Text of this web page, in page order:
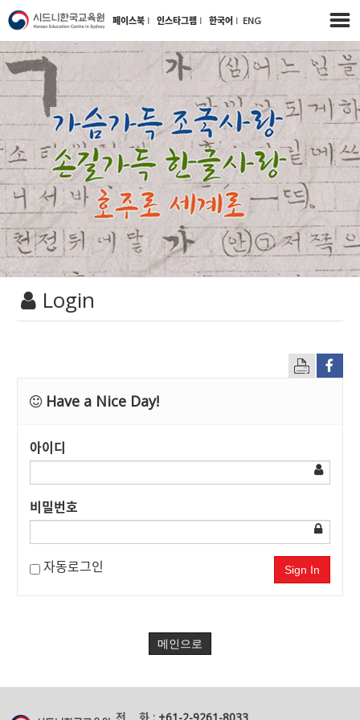
페이스북 l 인스타그램 l 한국어 l ENG
Login
Have a Nice Day!
아이디
비밀번호
자동로그인 Sign In
메인으로